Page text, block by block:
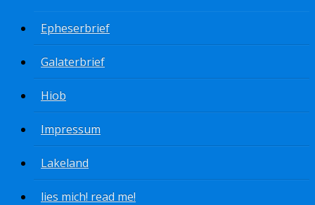
Epheserbrief
Galaterbrief
Hiob
Impressum
Lakeland
lies mich! read me!